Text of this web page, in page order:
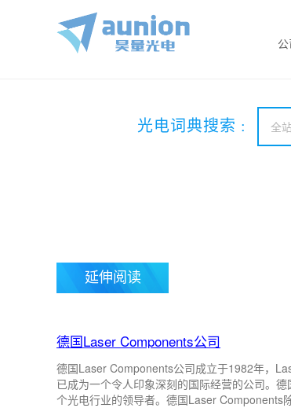
光电词典搜索 :
延伸阅读
德国Laser Components公司
德国Laser Components公司成立于1982年，
已成为一个令人印象深刻的国际经营的公司。
个光电行业的领导者。德国Laser Components